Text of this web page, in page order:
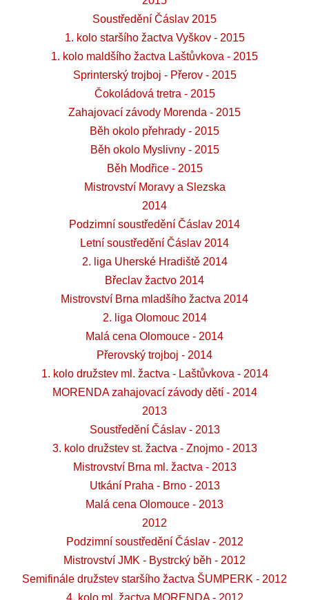
Soustředění Čáslav 2015
1. kolo staršího žactva Vyškov - 2015
1. kolo maldšího žactva Laštůvkova - 2015
Sprinterský trojboj - Přerov - 2015
Čokoládová tretra - 2015
Zahajovací závody Morenda - 2015
Běh okolo přehrady - 2015
Běh okolo Myslivny - 2015
Běh Modřice - 2015
Mistrovství Moravy a Slezska
2014
Podzimní soustředění Čáslav 2014
Letní soustředění Čáslav 2014
2. liga Uherské Hradiště 2014
Břeclav žactvo 2014
Mistrovství Brna mladšího žactva 2014
2. liga Olomouc 2014
Malá cena Olomouce - 2014
Přerovský trojboj - 2014
1. kolo družstev ml. žactva - Laštůvkova - 2014
MORENDA zahajovací závody dětí - 2014
2013
Soustředění Čáslav - 2013
3. kolo družstev st. žactva - Znojmo - 2013
Mistrovství Brna ml. žactva - 2013
Utkání Praha - Brno - 2013
Malá cena Olomouce - 2013
2012
Podzimní soustředění Čáslav - 2012
Mistrovství JMK - Bystrcký běh - 2012
Semifinále družstev staršího žactva ŠUMPERK - 2012
4. kolo ml. žactva MORENDA - 2012